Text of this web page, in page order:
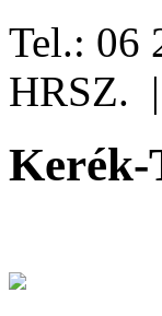
Tel.: 06
HRSZ.
Kerék-